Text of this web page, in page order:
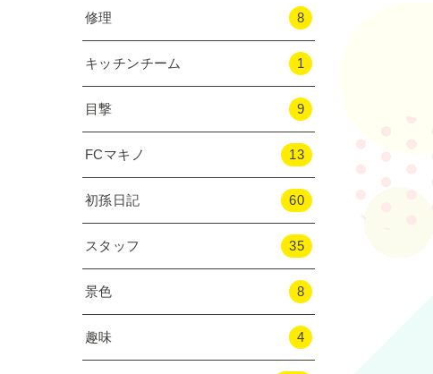
修理 8
キッチンチーム 1
目撃 9
FCマキノ 13
初孫日記 60
スタッフ 35
景色 8
趣味 4